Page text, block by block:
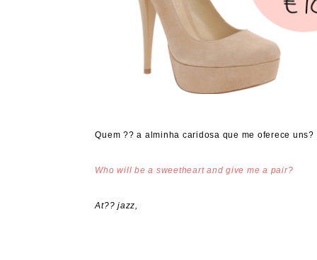
Quem ?? a alminha caridosa que me oferece uns?
Who will be a sweetheart and give me a pair?
At?? jazz,